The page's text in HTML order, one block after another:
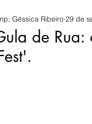
de Rua:
Géssica Ribeiro 29 de